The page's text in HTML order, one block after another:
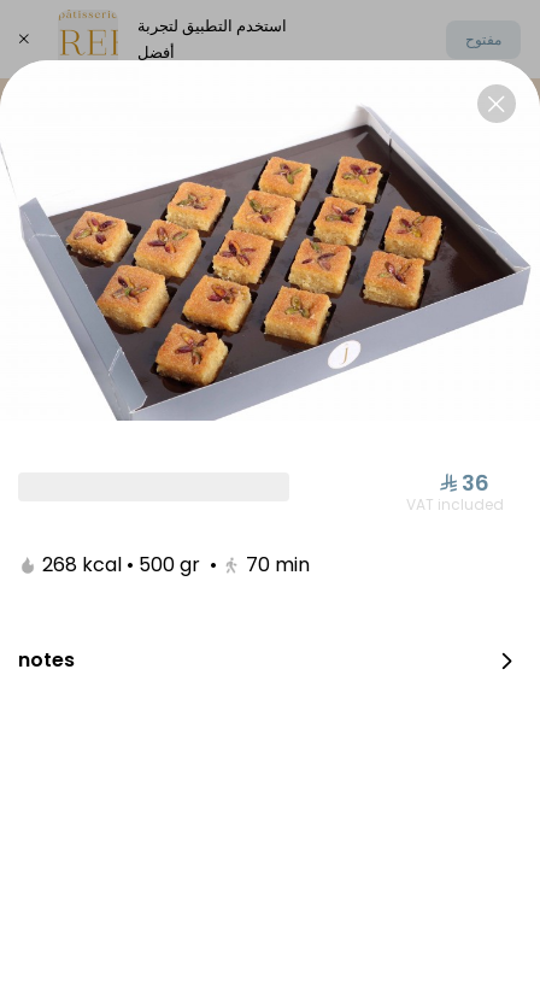
استخدم التطبيق لتجربة
أفضل
مفتوح
Elysee Chocolate
⁨⁦‪‬ 36⁩
VAT included
268 kcal • 500 gr • 70 min
notes